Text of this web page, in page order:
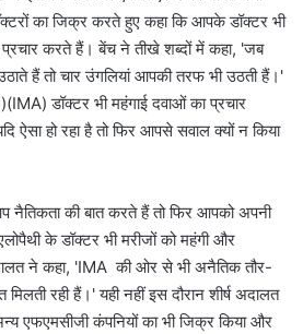
का जिक्र करते हुए कहा कि आपके डॉक्टर भी
करते हैं। बेंच ने तीखे शब्दों में कहा, 'जब
हैं तो चार उंगलियां आपकी तरफ भी उठती हैं।'
डॉक्टर भी महंगाई दवाओं का प्रचार
ऐसा हो रहा है तो फिर आपसे सवाल क्यों न किया
नैतिकता की बात करते हैं तो फिर आपको अपनी
के डॉक्टर भी मरीजों को महंगी और
ने कहा, 'IMA की ओर से भी अनैतिक तौर-
रही हैं।' यही नहीं इस दौरान शीर्ष अदालत
एफएमसीजी कंपनियों का भी जिक्र किया और